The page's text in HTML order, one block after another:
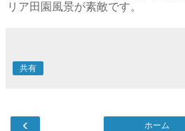
リア田園風景が素敵です。
共有
‹ ホーム